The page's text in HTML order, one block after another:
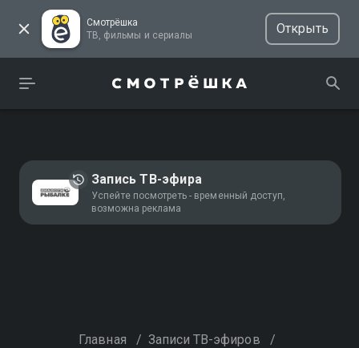
Смотрёшка
ТВ, фильмы и сериалы
Открыть
Запись ТВ-эфира
Успейте посмотреть - временный доступ,
возможна реклама
Главная / Записи ТВ-эфиров /